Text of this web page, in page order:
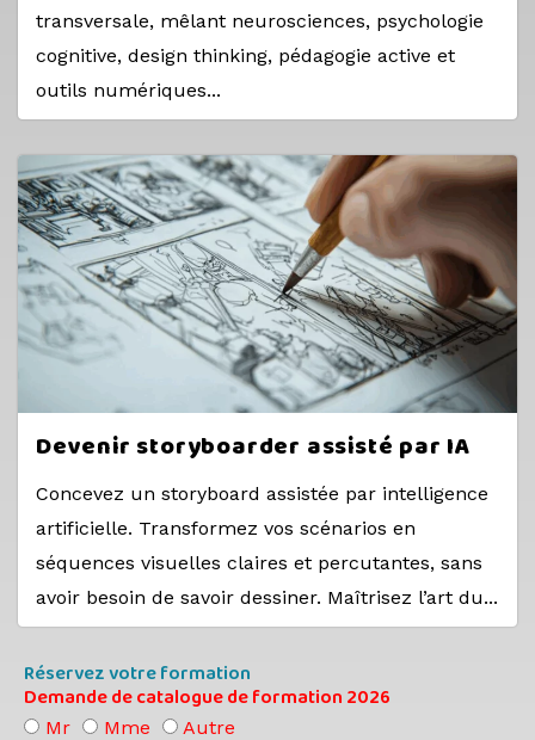
transversale, mêlant neurosciences, psychologie
cognitive, design thinking, pédagogie active et
outils numériques...
Devenir storyboarder assisté par IA
Concevez un storyboard assistée par intelligence
artificielle. Transformez vos scénarios en
séquences visuelles claires et percutantes, sans
avoir besoin de savoir dessiner. Maîtrisez l’art du...
Réservez votre formation
Demande de catalogue de formation 2026
Mr Mme Autre